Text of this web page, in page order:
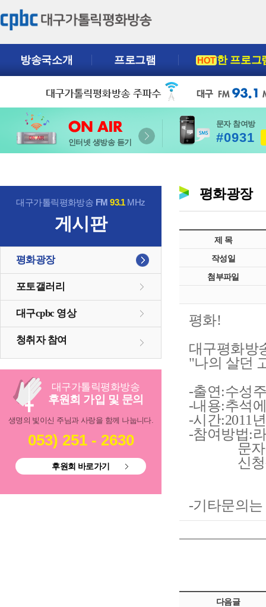
방송국소개 프로그램 HOT한 프로그
인터넷 생방송 듣기
문자 참여방
#0931
대구가톨릭평화방송 FM93.1MHz
게시판
평화광장
포토갤러리
대구cpbc 영상
청취자 참여
대구가톨릭평화방송
후원회 가입 및 문의
생명의 빛이신 주님과 사랑을 함께 나눕니다.
053) 251 - 2630
후원회 바로가기
평화광장
제 목
작성일
첨부파일
평화!
대구평화방
"나의 살던
-출연:수성
-내용:추석
-시간:2011
-참여방법:
문자참여
신청음
-기타문의는
다음글